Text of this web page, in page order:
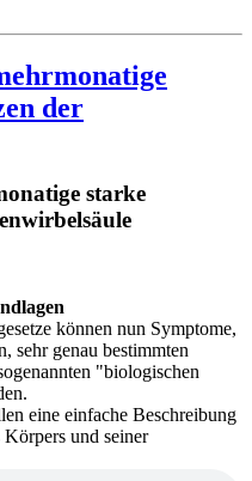
der
starke
können nun Symptome,
sehr genau bestimmten
"biologischen
eine einfache Beschreibung
und seiner